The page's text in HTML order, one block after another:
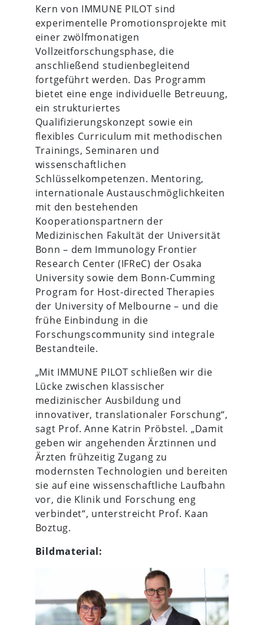
Kern von IMMUNE PILOT sind
experimentelle Promotionsprojekte mit
einer zwölfmonatigen
Vollzeitforschungsphase, die
anschließend studienbegleitend
fortgeführt werden. Das Programm
bietet eine enge individuelle Betreuung,
ein strukturiertes
Qualifizierungskonzept sowie ein
flexibles Curriculum mit methodischen
Trainings, Seminaren und
wissenschaftlichen
Schlüsselkompetenzen. Mentoring,
internationale Austauschmöglichkeiten
mit den bestehenden
Kooperationspartnern der
Medizinischen Fakultät der Universität
Bonn – dem Immunology Frontier
Research Center (IFReC) der Osaka
University sowie dem Bonn-Cumming
Program for Host-directed Therapies
der University of Melbourne – und die
frühe Einbindung in die
Forschungscommunity sind integrale
Bestandteile.
„Mit IMMUNE PILOT schließen wir die
Lücke zwischen klassischer
medizinischer Ausbildung und
innovativer, translationaler Forschung“,
sagt Prof. Anne Katrin Pröbstel. „Damit
geben wir angehenden Ärztinnen und
Ärzten frühzeitig Zugang zu
modernsten Technologien und bereiten
sie auf eine wissenschaftliche Laufbahn
vor, die Klinik und Forschung eng
verbindet“, unterstreicht Prof. Kaan
Boztug.
Bildmaterial: